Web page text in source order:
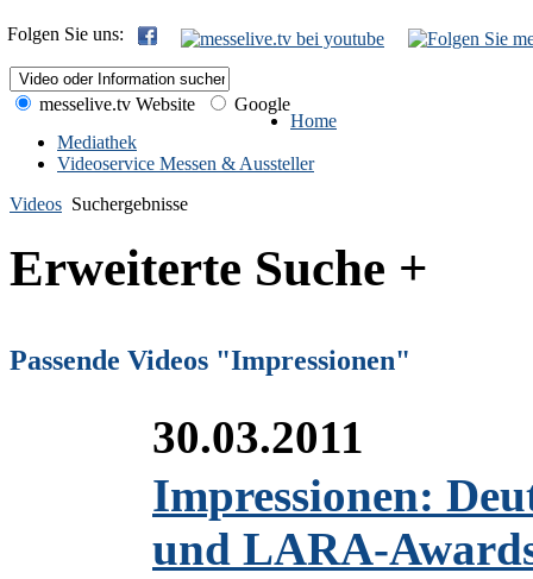
Folgen Sie uns:
messelive.tv Website
Google
Home
Mediathek
Videoservice Messen & Aussteller
Videos Suchergebnisse
Erweiterte Suche +
Passende Videos "Impressionen"
30.03.2011
Impressionen:
und LARA-